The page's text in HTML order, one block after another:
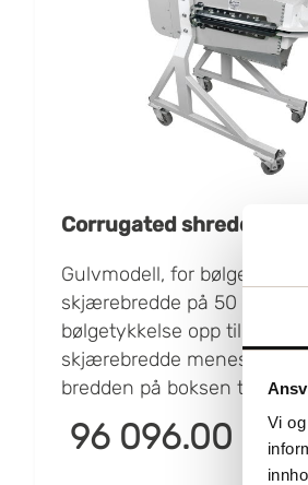
Vi og
Corrugated shredder
Gulvmodell, for bølgede
skjærebredde på 50 cm og
bølgetykkelse opp til 16 mm.
skjærebredde menes at den
bredden på boksen til 50
Du kan kjøre i kartonger
50 cm takket være at
innløpsside, men der
96 096.00